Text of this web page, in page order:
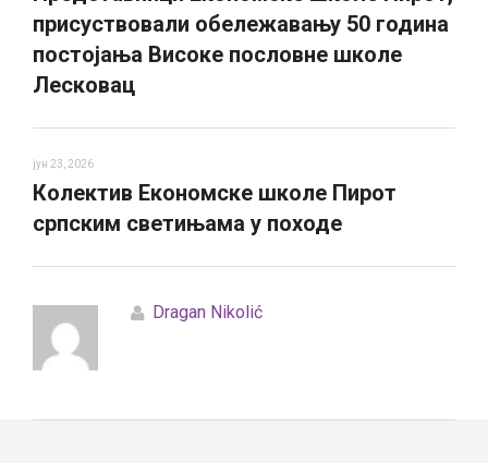
присуствовали обележавању 50 година
постојања Високе пословне школе
Лесковац
јун 23, 2026
Колектив Економске школе Пирот
српским светињама у походе
Dragan Nikolić